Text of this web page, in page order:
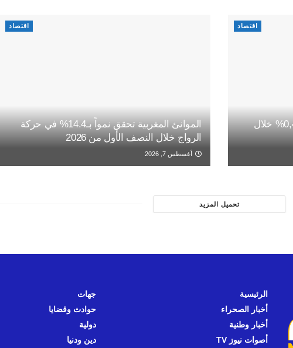
اقتصاد
الدولار يتراجع أمام الدرهم بنسبة 0,42% خلال
اقتصاد
الموانئ المغربية تحقق نمواً بـ14.4% في حركة
الرواج خلال النصف الأول من 2026
أغسطس 7, 2026
تحميل المزيد
الرئيسية
أخبار الصحراء
أخبار وطنية
أصوات نيوز TV
جهات
حوادث وقضايا
دولية
دين ودنيا